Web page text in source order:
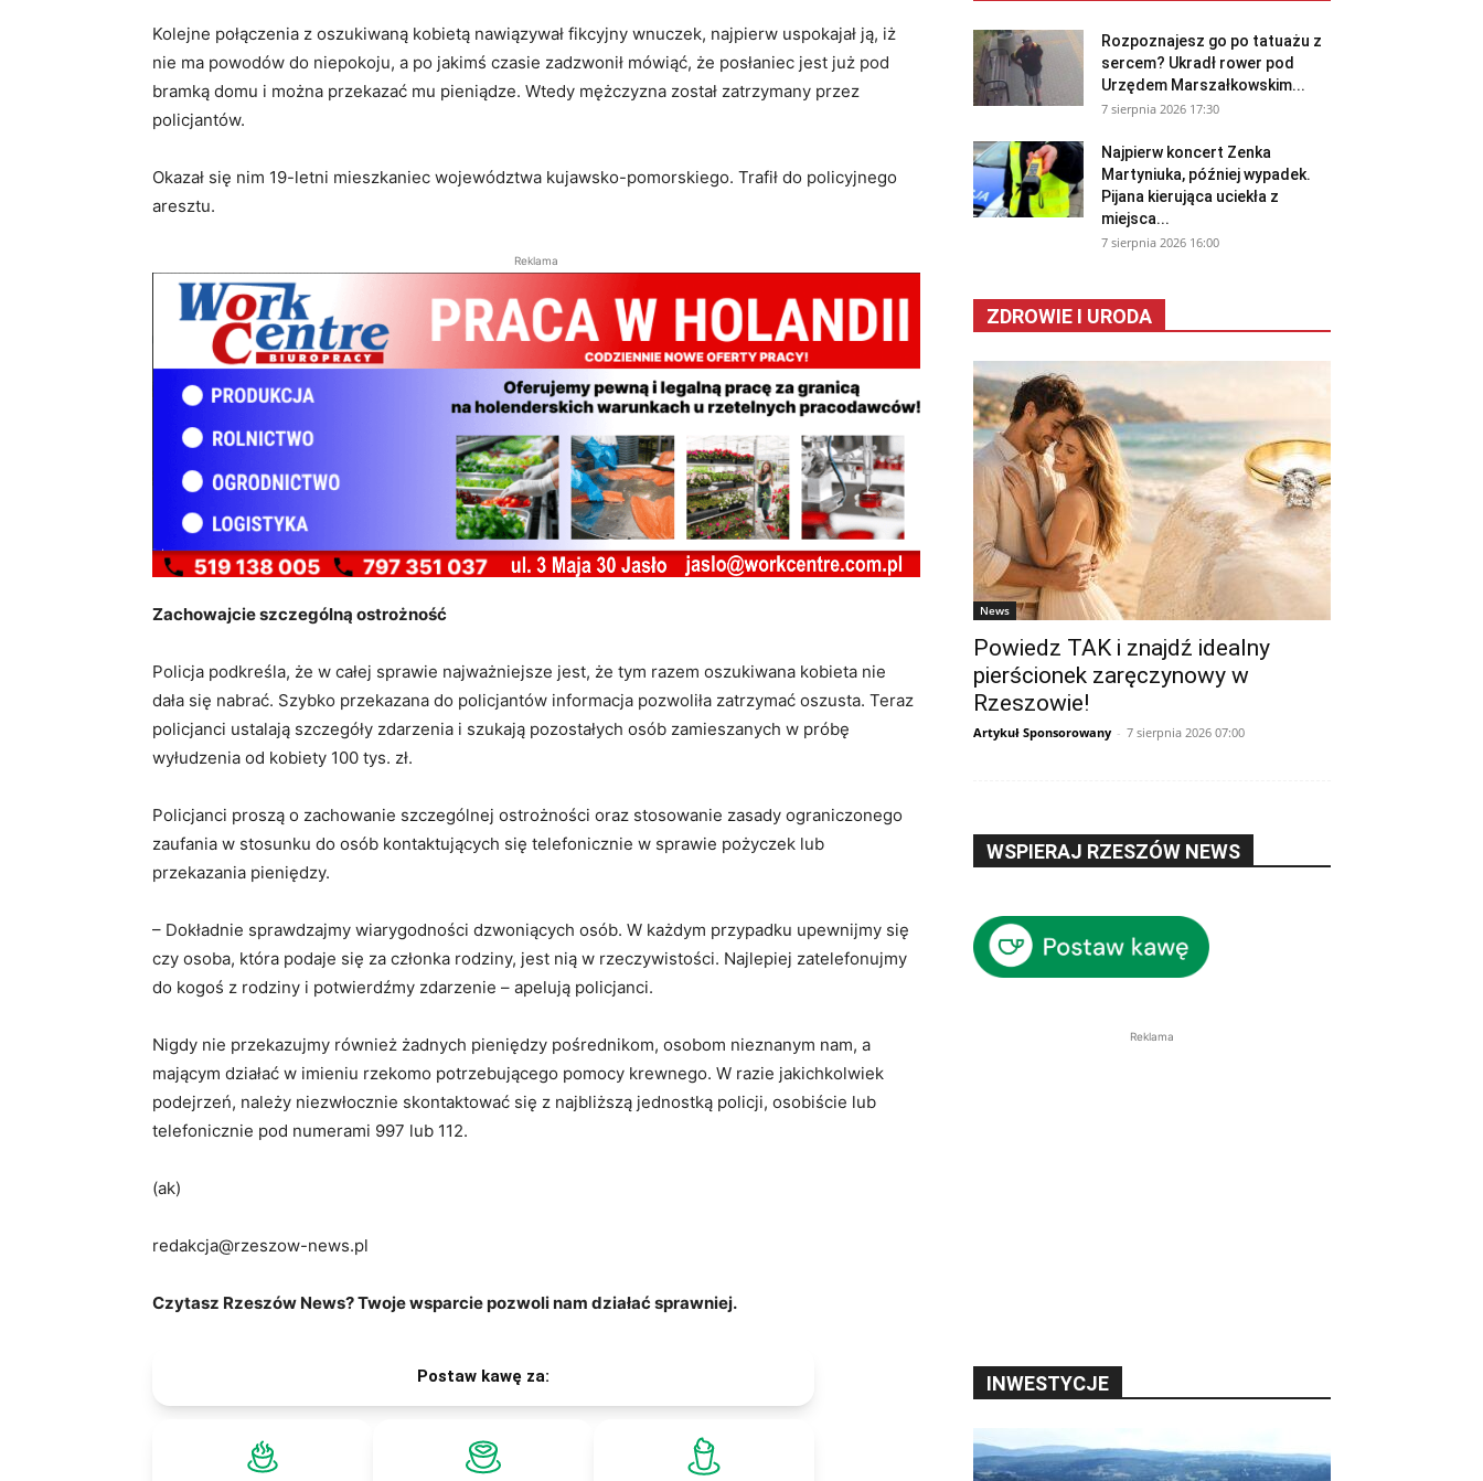
Kolejne połączenia z oszukiwaną kobietą nawiązywał fikcyjny wnuczek, najpierw uspokajał ją, iż
nie ma powodów do niepokoju, a po jakimś czasie zadzwonił mówiąć, że posłaniec jest już pod
bramką domu i można przekazać mu pieniądze. Wtedy mężczyzna został zatrzymany przez
policjantów.
Okazał się nim 19-letni mieszkaniec województwa kujawsko-pomorskiego. Trafił do policyjnego
aresztu.
Reklama
Zachowajcie szczególną ostrożność
Policja podkreśla, że w całej sprawie najważniejsze jest, że tym razem oszukiwana kobieta nie
dała się nabrać. Szybko przekazana do policjantów informacja pozwoliła zatrzymać oszusta. Teraz
policjanci ustalają szczegóły zdarzenia i szukają pozostałych osób zamieszanych w próbę
wyłudzenia od kobiety 100 tys. zł.
Policjanci proszą o zachowanie szczególnej ostrożności oraz stosowanie zasady ograniczonego
zaufania w stosunku do osób kontaktujących się telefonicznie w sprawie pożyczek lub
przekazania pieniędzy.
– Dokładnie sprawdzajmy wiarygodności dzwoniących osób. W każdym przypadku upewnijmy się
czy osoba, która podaje się za członka rodziny, jest nią w rzeczywistości. Najlepiej zatelefonujmy
do kogoś z rodziny i potwierdźmy zdarzenie – apelują policjanci.
Nigdy nie przekazujmy również żadnych pieniędzy pośrednikom, osobom nieznanym nam, a
mającym działać w imieniu rzekomo potrzebującego pomocy krewnego. W razie jakichkolwiek
podejrzeń, należy niezwłocznie skontaktować się z najbliższą jednostką policji, osobiście lub
telefonicznie pod numerami 997 lub 112.
(ak)
redakcja@rzeszow-news.pl
Czytasz Rzeszów News? Twoje wsparcie pozwoli nam działać sprawniej.
Postaw kawę za:
Rozpoznajesz go po tatuażu z
sercem? Ukradł rower pod
Urzędem Marszałkowskim...
7 sierpnia 2026 17:30
Najpierw koncert Zenka
Martyniuka, później wypadek.
Pijana kierująca uciekła z
miejsca...
7 sierpnia 2026 16:00
ZDROWIE I URODA
News
Powiedz TAK i znajdź idealny
pierścionek zaręczynowy w
Rzeszowie!
Artykuł Sponsorowany - 7 sierpnia 2026 07:00
WSPIERAJ RZESZÓW NEWS
Reklama
INWESTYCJE